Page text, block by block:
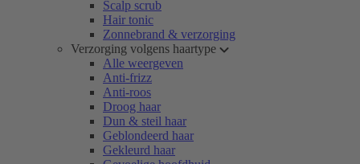
Scalp scrub
Hair tonic
Zonnebrand & verzorging
Verzorging volgens haartype
Alle weergeven
Anti-frizz
Anti-roos
Droog haar
Dun & steil haar
Geblondeerd haar
Gekleurd haar